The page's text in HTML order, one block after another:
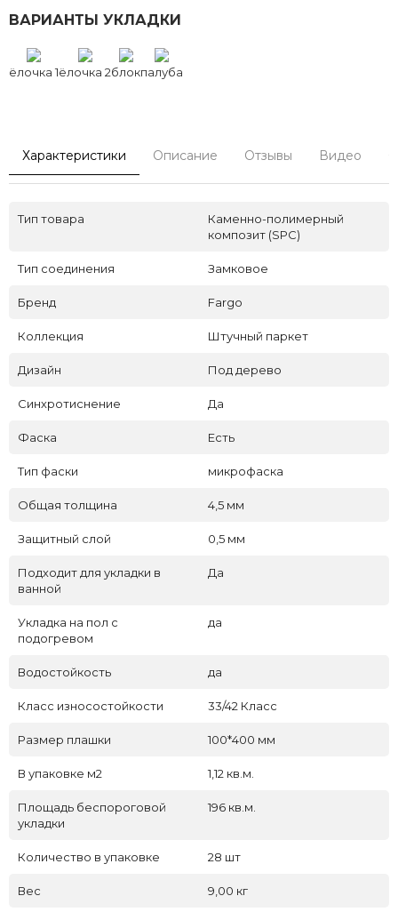
ВАРИАНТЫ УКЛАДКИ
ёлочка 1ёлочка 2блокпалуба
Характеристики Описание Отзывы Видео
Тип товара
Каменно-полимерный
композит (SPC)
Тип соединения Замковое
Бренд Fargo
Коллекция Штучный паркет
Дизайн Под дерево
Синхротиснение Да
Фаска Есть
Тип фаски микрофаска
Общая толщина 4,5 мм
Защитный слой 0,5 мм
Подходит для укладки в
ванной
Да
Укладка на пол c
подогревом
да
Водостойкость да
Класс износостойкости 33/42 Класс
Размер плашки 100*400 мм
В упаковке м2 1,12 кв.м.
Площадь беспороговой
укладки
196 кв.м.
Количество в упаковке 28 шт
Вес 9,00 кг